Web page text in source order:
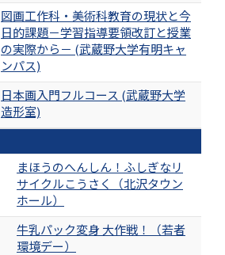
図画工作科・美術科教育の現状と今
日的課題－学習指導要領改訂と授業
の実際から－ (武蔵野大学有明キャ
ンパス)
日本画入門フルコース (武蔵野大学
造形室)
まほうのへんしん！ふしぎなリ
サイクルこうさく（北沢タウン
ホール）
牛乳パック変身 大作戦！（若者
環境デー）